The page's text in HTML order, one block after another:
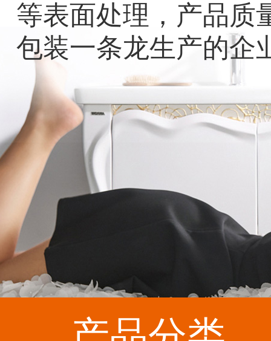
等表面处理，产品质
包装一条龙生产的企